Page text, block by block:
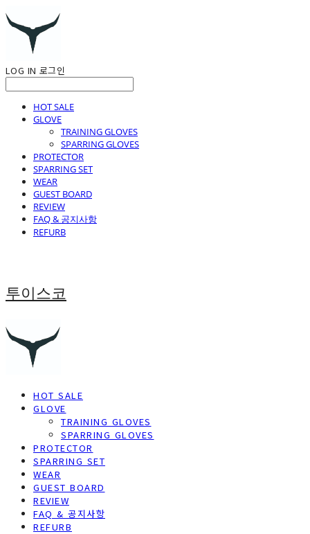
LOG IN 로그인
HOT SALE
GLOVE
TRAINING GLOVES
SPARRING GLOVES
PROTECTOR
SPARRING SET
WEAR
GUEST BOARD
REVIEW
FAQ & 공지사항
REFURB
투이스코
HOT SALE
GLOVE
TRAINING GLOVES
SPARRING GLOVES
PROTECTOR
SPARRING SET
WEAR
GUEST BOARD
REVIEW
FAQ & 공지사항
REFURB